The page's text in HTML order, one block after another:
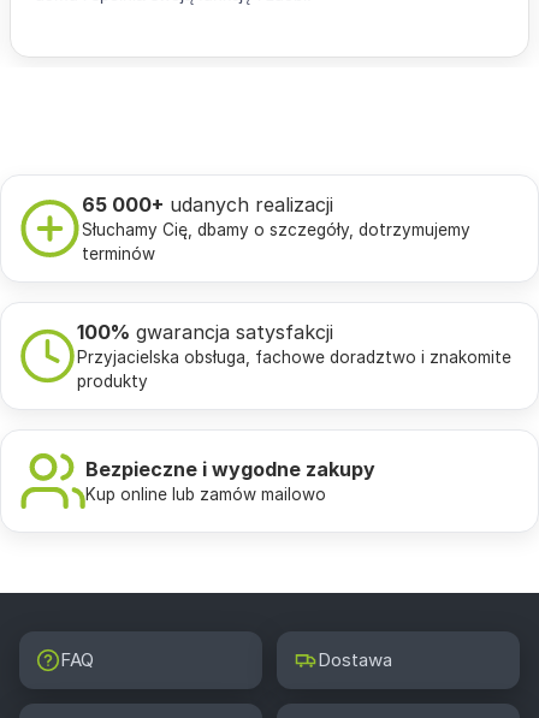
65 000+ udanych realizacji
Słuchamy Cię, dbamy o szczegóły, dotrzymujemy
terminów
100% gwarancja satysfakcji
Przyjacielska obsługa, fachowe doradztwo i znakomite
produkty
Bezpieczne i wygodne zakupy
Kup online lub zamów mailowo
FAQ Dostawa